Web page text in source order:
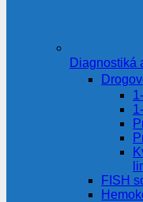
Diagnostiká
FISH